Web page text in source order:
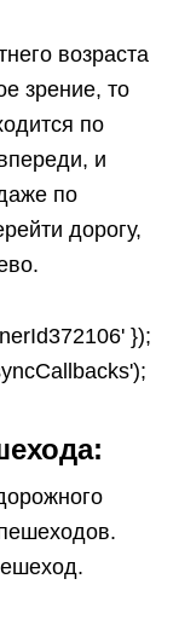
возраста
зрение, то
по
и
по
дорогу,
});